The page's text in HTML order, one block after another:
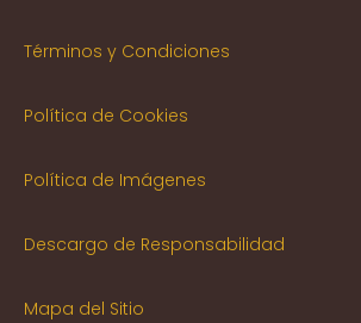
Términos y Condiciones
Política de Cookies
Política de Imágenes
Descargo de Responsabilidad
Mapa del Sitio